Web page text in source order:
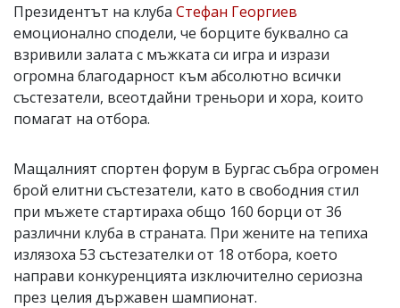
Президентът на клуба Стефан Георгиев
емоционално сподели, че борците буквално са
взривили залата с мъжката си игра и изрази
огромна благодарност към абсолютно всички
състезатели, всеотдайни треньори и хора, които
помагат на отбора.
Мащалният спортен форум в Бургас събра огромен
брой елитни състезатели, като в свободния стил
при мъжете стартираха общо 160 борци от 36
различни клуба в страната. При жените на тепиха
излязоха 53 състезателки от 18 отбора, което
направи конкуренцията изключително сериозна
през целия държавен шампионат.